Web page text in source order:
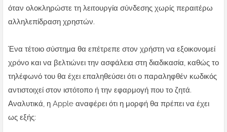
όταν ολοκληρώστε τη λειτουργία σύνδεσης χωρίς περαιτέρω
αλληλεπίδραση χρηστών.
Ένα τέτοιο σύστημα θα επέτρεπε στον χρήστη να εξοικονομεί
χρόνο και να βελτιώνει την ασφάλεια στη διαδικασία, καθώς το
τηλέφωνό του θα έχει επαληθεύσει ότι ο παραληφθέν κωδικός
αντιστοιχεί στον ιστότοπο ή την εφαρμογή που το ζητά.
Αναλυτικά, η Apple αναφέρει ότι η μορφή θα πρέπει να έχει
ως εξής: